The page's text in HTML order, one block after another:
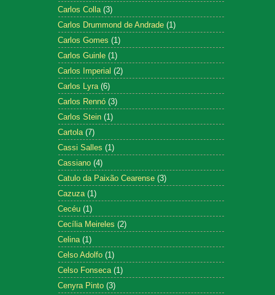
Carlos Colla (3)
Carlos Drummond de Andrade (1)
Carlos Gomes (1)
Carlos Guinle (1)
Carlos Imperial (2)
Carlos Lyra (6)
Carlos Rennó (3)
Carlos Stein (1)
Cartola (7)
Cassi Salles (1)
Cassiano (4)
Catulo da Paixão Cearense (3)
Cazuza (1)
Cecéu (1)
Cecília Meireles (2)
Celina (1)
Celso Adolfo (1)
Celso Fonseca (1)
Cenyra Pinto (3)